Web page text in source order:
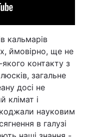
кальмарів
ймовірно, ще не
контакту з
загальне
досі не
клімат і
науковим
в галузі